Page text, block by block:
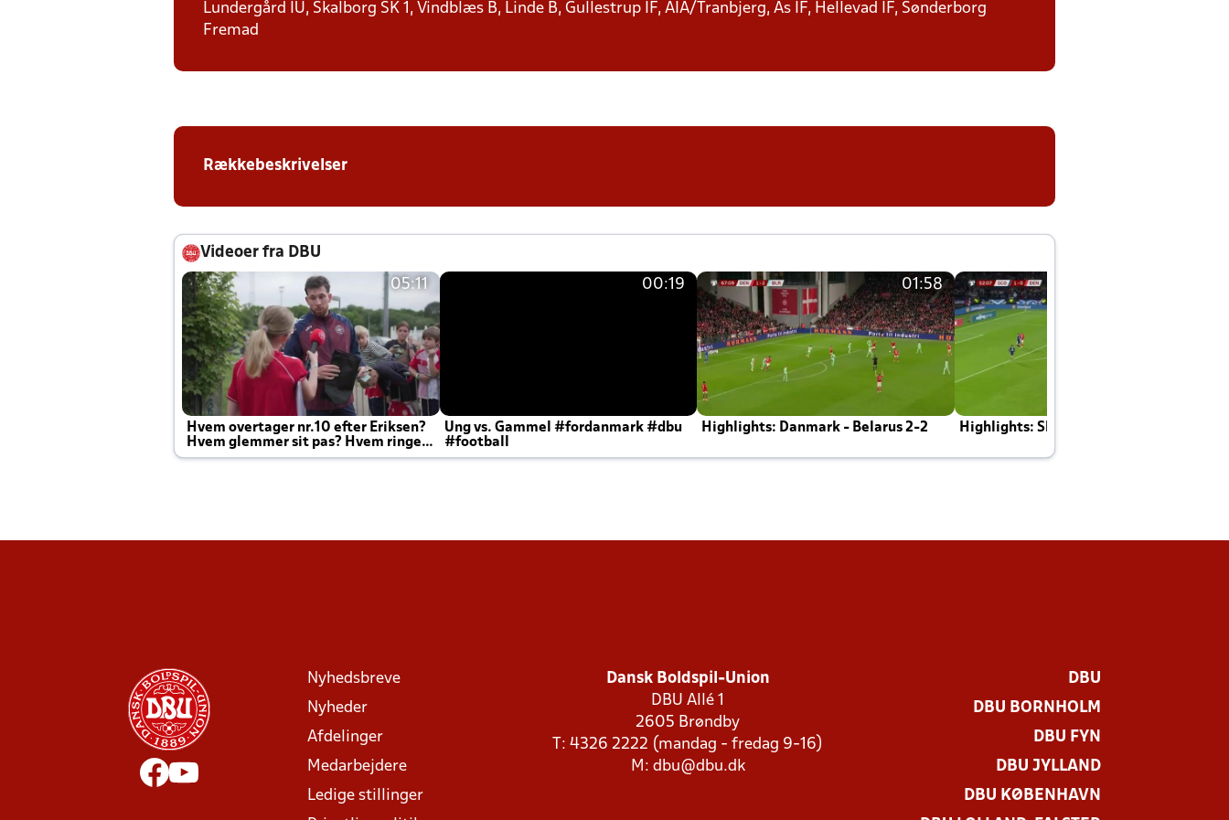
Lundergård IU, Skalborg SK 1, Vindblæs B, Linde B, Gullestrup IF, AIA/Tranbjerg, As IF, Hellevad IF, Sønderborg
Fremad
Rækkebeskrivelser
Videoer fra DBU
05:11
Hvem overtager nr.10 efter Eriksen?
Hvem glemmer sit pas? Hvem ringer
Joachim altid til efter kampe?
00:19
Ung vs. Gammel #fordanmark #dbu
#football
01:58
Highlights: Danmark - Belarus 2-2 Highlights: Skotland - Danmark 4-2
Nyhedsbreve
Nyheder
Afdelinger
Medarbejdere
Ledige stillinger
Dansk Boldspil-Union
DBU Allé 1
2605 Brøndby
T: 4326 2222 (mandag - fredag 9-16)
M: dbu@dbu.dk
DBU
DBU BORNHOLM
DBU FYN
DBU JYLLAND
DBU KØBENHAVN